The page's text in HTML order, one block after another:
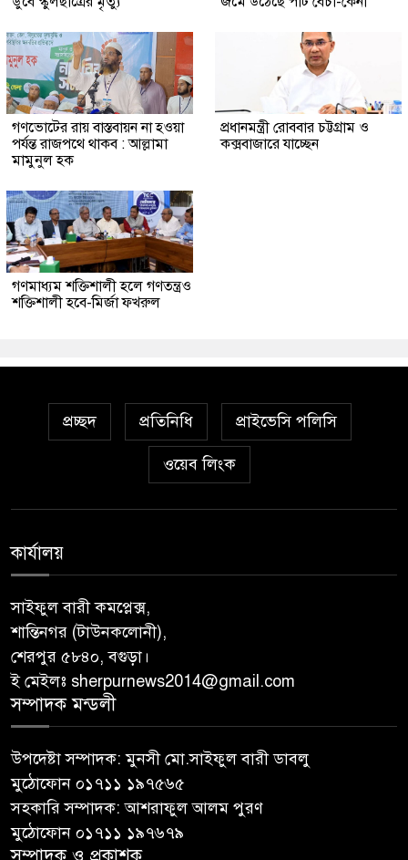
গণভোটের রায় বাস্তবায়ন না হওয়া
পর্যন্ত রাজপথে থাকব : আল্লামা
মামুনুল হক
প্রধানমন্ত্রী রোববার চট্টগ্রাম ও
কক্সবাজারে যাচ্ছেন
গণমাধ্যম শক্তিশালী হলে গণতন্ত্রও
শক্তিশালী হবে-মির্জা ফখরুল
প্রচ্ছদ প্রতিনিধি প্রাইভেসি পলিসি
ওয়েব লিংক
কার্যালয়
সাইফুল বারী কমপ্লেক্স,
শান্তিনগর (টাউনকলোনী),
শেরপুর ৫৮৪০, বগুড়া।
ই মেইলঃ sherpurnews2014@gmail.com
সম্পাদক মন্ডলী
উপদেষ্টা সম্পাদক: মুনসী মো.সাইফুল বারী ডাবলু
মুঠোফোন ০১৭১১ ১৯৭৫৬৫
সহকারি সম্পাদক: আশরাফুল আলম পুরণ
মুঠোফোন ০১৭১১ ১৯৭৬৭৯